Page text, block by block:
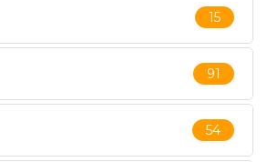
15
91
54